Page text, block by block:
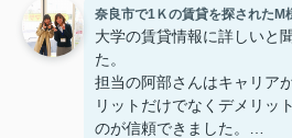
奈良市で1Ｋの賃貸を探されたM
大学の賃貸情報に詳しいと
た。
担当の阿部さんはキャリア
リットだけでなくデメリッ
のが信頼できました。